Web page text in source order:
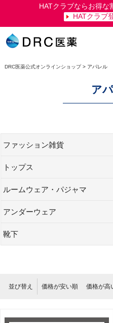
ようこ
HATクラブならお得な
HATクラブ
DRC医薬公式オンラインショップ アパレル
ア
ファッション雑貨
トップス
ルームウェア・パジャマ
アンダーウェア
靴下
並び替え 価格が安い順 価格が高